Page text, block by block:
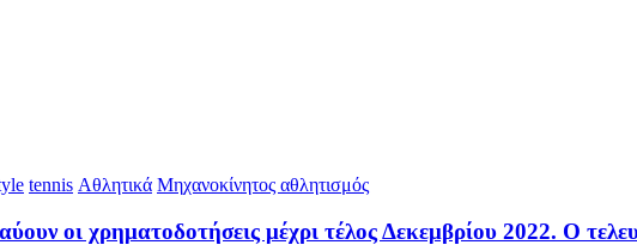
tennis Αθλητικά Μηχανοκίνητος αθλητισμός
οι χρηματοδοτήσεις μέχρι τέλος Δεκεμβρίου 2022. Ο